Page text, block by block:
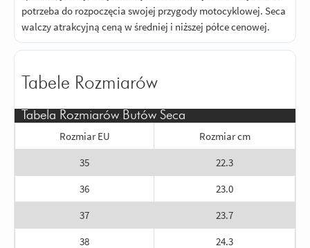
potrzeba do rozpoczęcia swojej przygody motocyklowej. Seca
walczy atrakcyjną ceną w średniej i niższej półce cenowej.
Tabele Rozmiarów
Tabela Rozmiarów Butów Seca
Rozmiar EU
Rozmiar cm
35
22.3
36
23.0
37
23.7
38
24.3